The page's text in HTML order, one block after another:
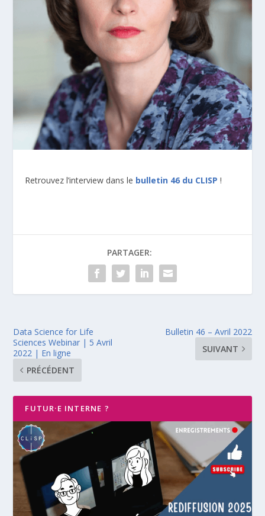
Retrouvez l’interview dans le bulletin 46 du CLISP !
PARTAGER:
Data Science for Life
Sciences Webinar | 5 Avril
2022 | En ligne
PRÉCÉDENT
Bulletin 46 – Avril 2022
SUIVANT
FUTUR·E INTERNE ?